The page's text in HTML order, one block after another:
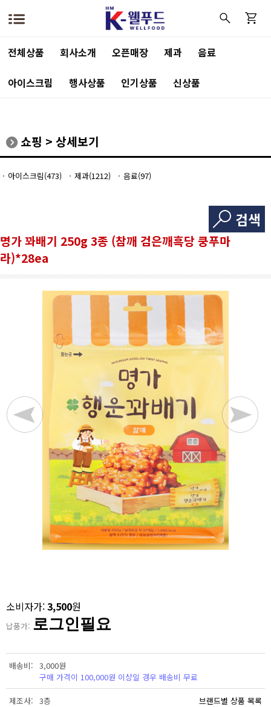
전체상품 회사소개 오픈매장 제과 음료
아이스크림 행사상품 인기상품 신상품
쇼핑 > 상세보기
아이스크림(473) 제과(1212) 음료(97)
검색
명가 꽈배기 250g 3종 (참깨 검은깨흑당 쿵푸마
라)*28ea
소비자가:3,500원
납품가: 로그인필요
배송비
3,000원
구매 가격이 100,000원 이상일 경우 배송비 무료
제조사 3층 브랜드별 상품 목록